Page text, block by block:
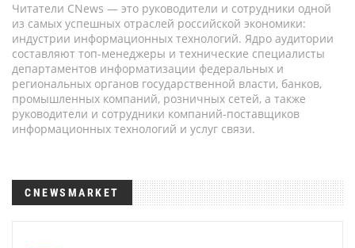
Читатели CNews — это руководители и сотрудники одной
из самых успешных отраслей российской экономики:
индустрии информационных технологий. Ядро аудитории
составляют топ-менеджеры и технические специалисты
департаментов информатизации федеральных и
региональных органов государственной власти, банков,
промышленных компаний, розничных сетей, а также
руководители и сотрудники компаний-поставщиков
информационных технологий и услуг связи.
CNEWSMARKET